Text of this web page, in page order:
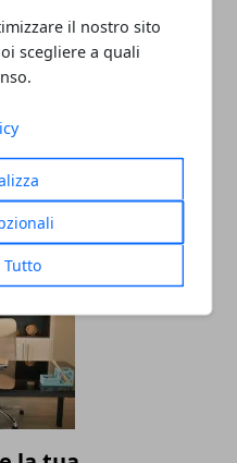
il nostro sito
scegliere a quali
Tutto
sostenibilità
non sottovalutare